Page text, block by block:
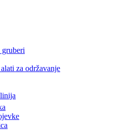
za održavanje